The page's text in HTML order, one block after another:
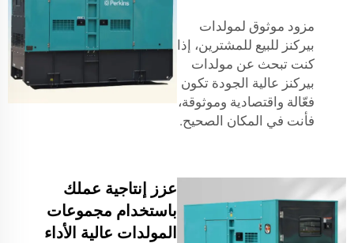
مزود موثوق لمولدات
بيركنز للبيع للمشترين، إذا
كنت تبحث عن مولدات
بيركنز عالية الجودة تكون
فعّالة واقتصادية وموثوقة،
فأنت في المكان الصحيح.
عزز إنتاجية عملك
باستخدام مجموعات
المولدات عالية الأداء